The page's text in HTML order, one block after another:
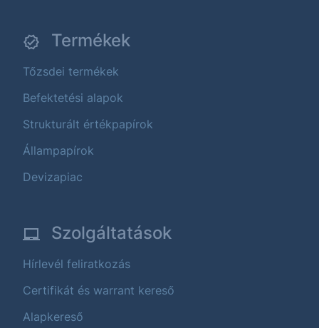
Termékek
Tőzsdei termékek
Befektetési alapok
Strukturált értékpapírok
Állampapírok
Devizapiac
Szolgáltatások
Hírlevél feliratkozás
Certifikát és warrant kereső
Alapkereső